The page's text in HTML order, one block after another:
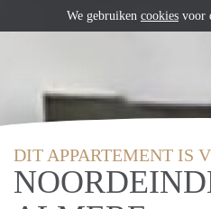
DIT APPARTEMENT IS
We gebruiken cookies voor